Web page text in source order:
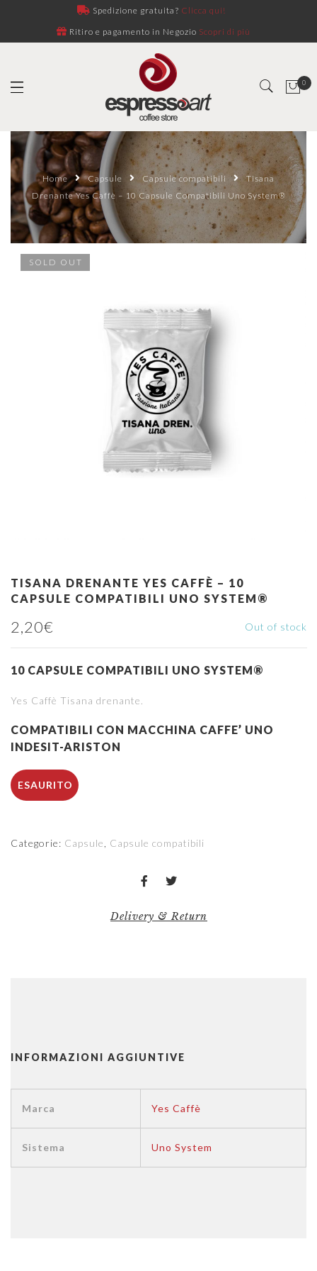
Spedizione gratuita? Clicca qui!
Ritiro e pagamento in Negozio Scopri di più
0
Home Capsule Capsule compatibili
Tisana
Drenante Yes Caffè – 10 Capsule Compatibili Uno System®
SOLD OUT
TISANA DRENANTE YES CAFFÈ – 10
CAPSULE COMPATIBILI UNO SYSTEM®
2,20€ Out of stock
10 CAPSULE COMPATIBILI UNO SYSTEM®
Yes Caffè Tisana drenante.
COMPATIBILI CON MACCHINA CAFFE’ UNO
INDESIT-ARISTON
ESAURITO
Categorie: Capsule Capsule compatibili
Delivery & Return
INFORMAZIONI AGGIUNTIVE
Marca Yes Caffè
Sistema Uno System